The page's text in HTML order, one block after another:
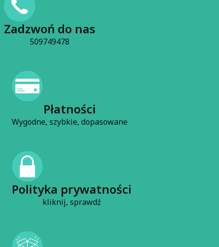
Zadzwoń do nas
509749478
Płatności
Wygodne, szybkie, dopasowane
Polityka prywatności
kliknij, sprawdź